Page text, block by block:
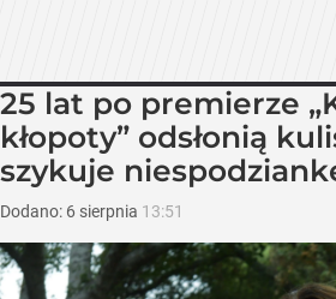
25 lat po premierze
kłopoty” odsłonią
szykuje
Dodano: 6 sierpnia 13:51